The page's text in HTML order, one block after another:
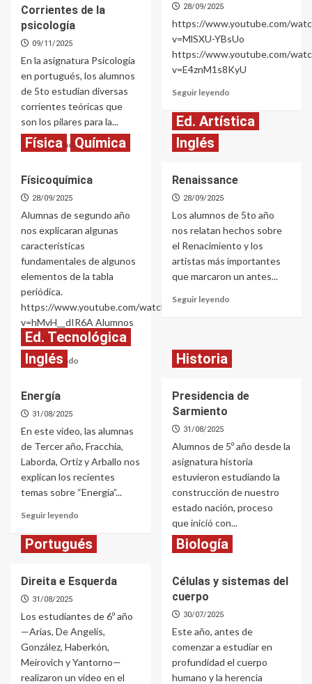
Corrientes de la
psicología
09/11/2025
En la asignatura Psicología
en portugués, los alumnos
de 5to estudian diversas
corrientes teóricas que
son los pilares para la...
Seguir leyendoRead
Corrientes
psicología
28/09/2025
https://www.youtube.com/
v=MlSXU-YBsUo
https://www.youtube.com/
v=E4znM1s8KyU
Seguir leyendoRead
about
Derivadas
Física Química
Físicoquímica
28/09/2025
Alumnas de segundo año
nos explicaran algunas
características
fundamentales de algunos
elementos de la tabla
periódica.
https://www.youtube.com/watch?
v=hMvH__dIR6A Alumnos
de quinto...
Seguir leyendo
Ed. Artística
Inglés
Renaissance
28/09/2025
Los alumnos de 5to año
nos relatan hechos sobre
el Renacimiento y los
artistas más importantes
que marcaron un antes...
Seguir leyendoRead
Ed. Tecnológica
Inglés
Energía
31/08/2025
En este video, las alumnas
de Tercer año, Fracchia,
Laborda, Ortiz y Arballo nos
explican los recientes
temas sobre “Energía”...
Seguir leyendo
about
Energía
Historia
Presidencia de
Sarmiento
31/08/2025
Alumnos de 5º año desde la
asignatura historia
estuvieron estudiando la
construcción de nuestro
estado nación, proceso
que inició con...
Seguir leyendo
Presidencia
Portugués
Direita e Esquerda
31/08/2025
Los estudiantes de 6º año
—Arias, De Angelis,
González, Haberkón,
Meirovich y Yantorno—
realizaron un video en el
Biología
Células y sistemas del
cuerpo
30/07/2025
Este año, antes de
comenzar a estudiar en
profundidad el cuerpo
humano y la herencia